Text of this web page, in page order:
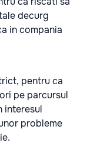
decurg
in compania
pentru ca
pe parcursul
interesul
probleme